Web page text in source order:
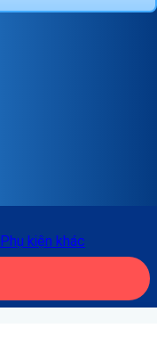
Phụ kiện khác